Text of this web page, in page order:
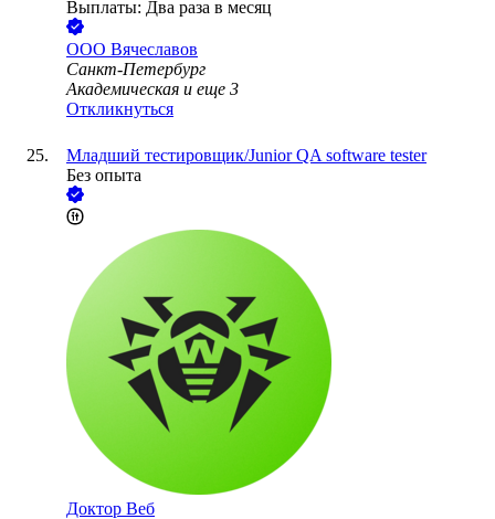
Выплаты: Два раза в месяц
ООО Вячеславов
Санкт-Петербург
Академическая и еще 3
Откликнуться
Младший тестировщик/Junior QA software tester
Без опыта
Доктор Веб